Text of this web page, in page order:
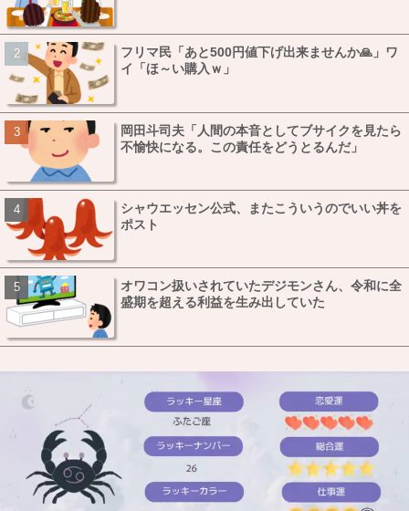
フリマ民「あと500円値下げ出来ませんか🙏」ワ
イ「ほ～い購入ｗ」
岡田斗司夫「人間の本音としてブサイクを見たら
不愉快になる。この責任をどうとるんだ」
シャウエッセン公式、またこういうのでいい丼を
ポスト
オワコン扱いされていたデジモンさん、令和に全
盛期を超える利益を生み出していた